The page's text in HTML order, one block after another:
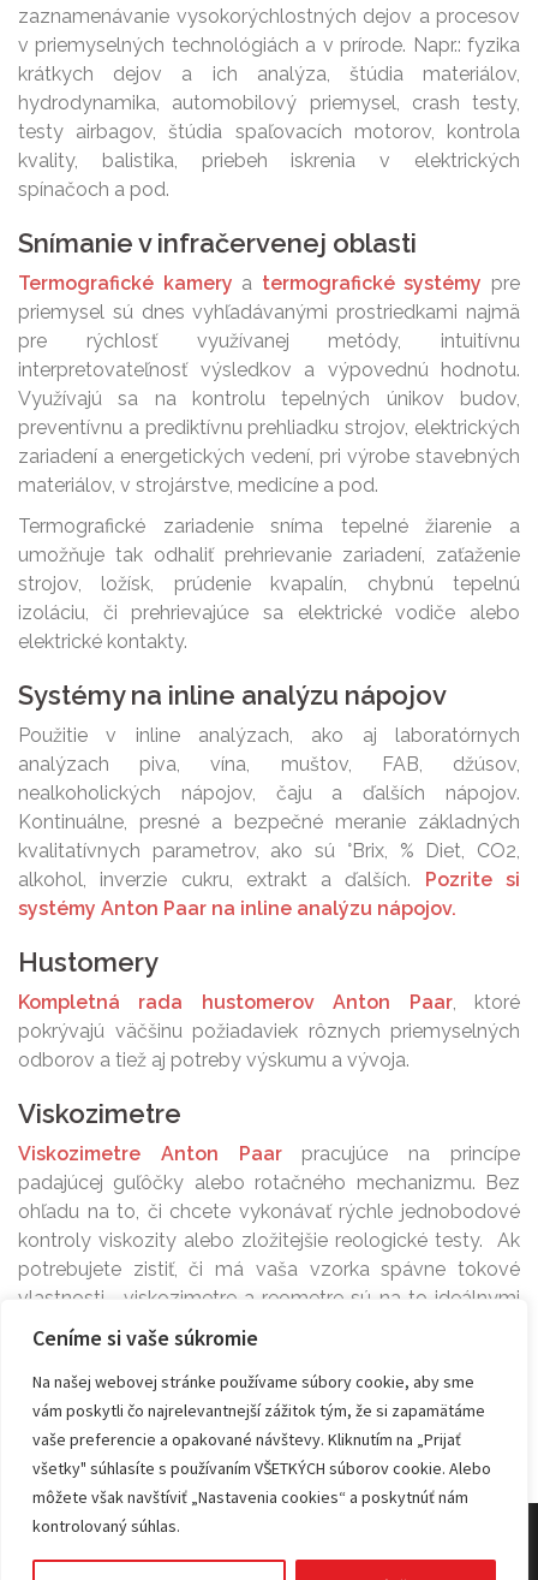
Ceníme si vaše súkromie
Na našej webovej stránke používame súbory cookie, aby sme
vám poskytli čo najrelevantnejší zážitok tým, že si zapamätáme
vaše preferencie a opakované návštevy. Kliknutím na „Prijať
všetky" súhlasíte s používaním VŠETKÝCH súborov cookie. Alebo
môžete však navštíviť „Nastavenia cookies“ a poskytnúť nám
kontrolovaný súhlas.
zaznamenávanie vysokorýchlostných dejov a procesov
v priemyselných technológiách a v prírode. Napr.: fyzika
krátkych dejov a ich analýza, štúdia materiálov,
hydrodynamika, automobilový priemysel, crash testy,
testy airbagov, štúdia spaľovacích motorov, kontrola
kvality, balistika, priebeh iskrenia v elektrických
spínačoch a pod.
Snímanie v infračervenej oblasti
Termografické kamery a termografické systémy pre
priemysel sú dnes vyhľadávanými prostriedkami najmä
pre rýchlosť využívanej metódy, intuitívnu
interpretovateľnosť výsledkov a výpovednú hodnotu.
Využívajú sa na kontrolu tepelných únikov budov,
preventívnu a prediktívnu prehliadku strojov, elektrických
zariadení a energetických vedení, pri výrobe stavebných
materiálov, v strojárstve, medicíne a pod.
Termografické zariadenie sníma tepelné žiarenie a
umožňuje tak odhaliť prehrievanie zariadení, zaťaženie
strojov, ložísk, prúdenie kvapalín, chybnú tepelnú
izoláciu, či prehrievajúce sa elektrické vodiče alebo
elektrické kontakty.
Systémy na inline analýzu nápojov
Použitie v inline analýzach, ako aj laboratórnych
analýzach piva, vína, muštov, FAB, džúsov,
nealkoholických nápojov, čaju a ďalších nápojov.
Kontinuálne, presné a bezpečné meranie základných
kvalitatívnych parametrov, ako sú °Brix, % Diet, CO2,
alkohol, inverzie cukru, extrakt a ďalších. Pozrite si
systémy Anton Paar na inline analýzu nápojov.
Hustomery
Kompletná rada hustomerov Anton Paar, ktoré
pokrývajú väčšinu požiadaviek rôznych priemyselných
odborov a tiež aj potreby výskumu a vývoja.
Viskozimetre
Viskozimetre Anton Paarpracujúce na princípe
padajúcej guľôčky alebo rotačného mechanizmu. Bez
ohľadu na to, či chcete vykonávať rýchle jednobodové
kontroly viskozity alebo zložitejšie reologické testy. Ak
potrebujete zistiť, či má vaša vzorka spávne tokové
vlastnosti , viskozimetre a reometre sú na to ideálnymi
nástrojmi.